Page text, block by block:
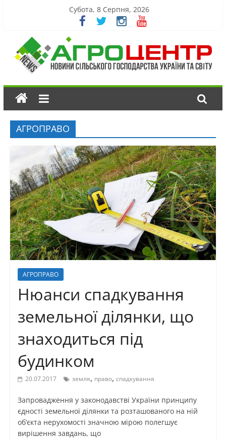
Субота, 8 Серпня, 2026
АГРОПРАВО
АГРОПРАВО
Нюанси спадкування
земельної ділянки, що
знаходиться під
будинком
20.07.2017 земля, право, спадкування
Запровадження у законодавстві України принципу
єдності земельної ділянки та розташованого на ній
об’єкта нерухомості значною мірою полегшує
вирішення завдань, що